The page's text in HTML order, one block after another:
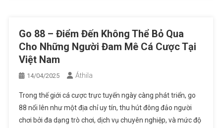
Go 88 – Điểm Đến Không Thể Bỏ Qua
Cho Những Người Đam Mê Cá Cược Tại
Việt Nam
14/04/2025 Áthila
Trong thế giới cá cược trực tuyến ngày càng phát triển, go
88 nổi lên như một địa chỉ uy tín, thu hút đông đảo người
chơi bởi đa dạng trò chơi, dịch vụ chuyên nghiệp, và mức độ